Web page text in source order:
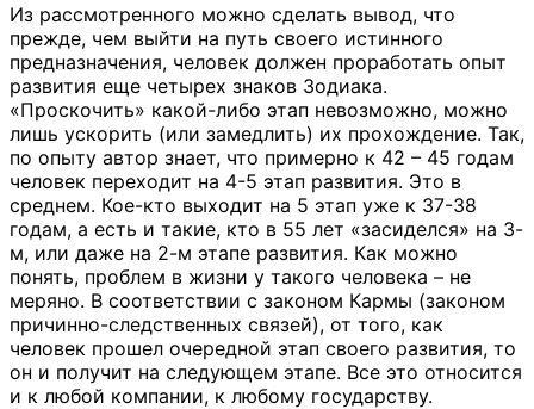
Из рассмотренного можно сделать вывод, что
прежде, чем выйти на путь своего истинного
предназначения, человек должен проработать опыт
развития еще четырех знаков Зодиака.
«Проскочить» какой-либо этап невозможно, можно
лишь ускорить (или замедлить) их прохождение. Так,
по опыту автор знает, что примерно к 42 – 45 годам
человек переходит на 4-5 этап развития. Это в
среднем. Кое-кто выходит на 5 этап уже к 37-38
годам, а есть и такие, кто в 55 лет «засиделся» на 3-
м, или даже на 2-м этапе развития. Как можно
понять, проблем в жизни у такого человека – не
меряно. В соответствии с законом Кармы (законом
причинно-следственных связей), от того, как
человек прошел очередной этап своего развития, то
он и получит на следующем этапе. Все это относится
и к любой компании, к любому государству.